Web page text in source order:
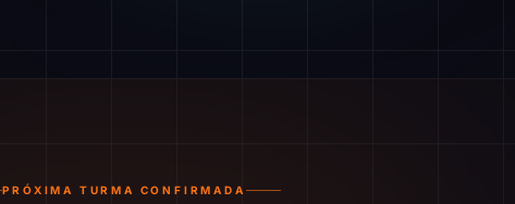
PRÓXIMA TURMA CONFIRMADA